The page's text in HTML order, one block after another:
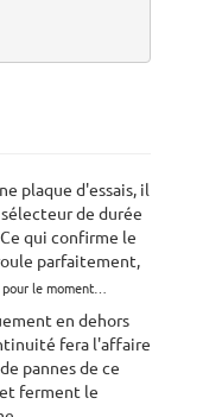
plaque d'essais, il
de durée
qui confirme le
parfaitement,
pour le moment…
en dehors
fera l'affaire
pannes de ce
ferment le